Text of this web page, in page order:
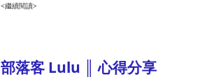
<繼續閱讀>
部落客 Lulu ║ 心得分享